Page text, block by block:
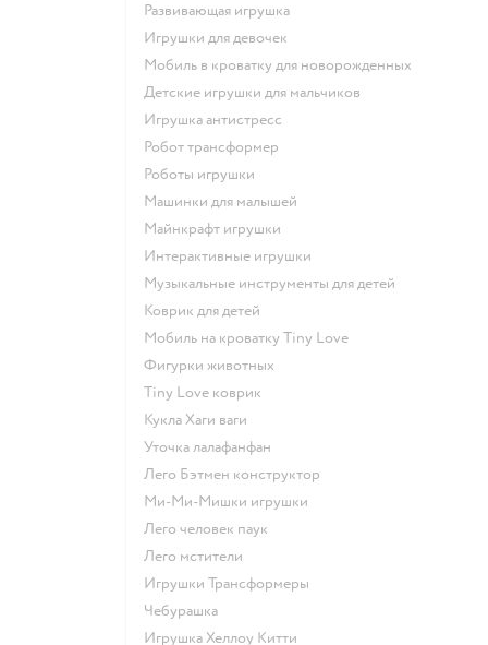
Развивающая игрушка
Игрушки для девочек
Мобиль в кроватку для новорожденных
Детские игрушки для мальчиков
Игрушка антистресс
Робот трансформер
Роботы игрушки
Машинки для малышей
Майнкрафт игрушки
Интерактивные игрушки
Музыкальные инструменты для детей
Коврик для детей
Мобиль на кроватку Tiny Love
Фигурки животных
Tiny Love коврик
Кукла Хаги ваги
Уточка лалафанфан
Лего Бэтмен конструктор
Ми-Ми-Мишки игрушки
Лего человек паук
Лего мстители
Игрушки Трансформеры
Чебурашка
Игрушка Хеллоу Китти